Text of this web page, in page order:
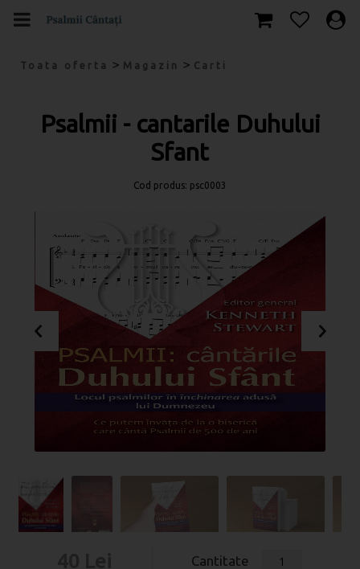
Toata oferta > Magazin > Carti
Psalmii - cantarile Duhului
Sfant
Cod produs: psc0003
Cantitate